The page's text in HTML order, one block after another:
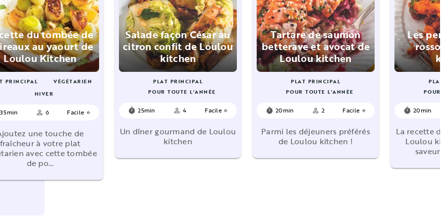
du tombée de
au yaourt de
Loulou Kitchen
PRINCIPAL
VÉGÉTARIEN
HIVER
35min person_outline 6 Facile ⭐
une touche de
fraîcheur à votre plat
avec cette tombée
de po…
Salade façon César au
citron confit de Loulou
kitchen
PLAT PRINCIPAL
POUR TOUTE L'ANNÉE
timer 25min person_outline 4 Facile ⭐
Un dîner gourmand de Loulou
kitchen
Tartare de saumon
betterave et avocat de
Loulou kitchen
PLAT PRINCIPAL
POUR TOUTE L'ANNÉE
timer 20min person_outline 2 Facile ⭐
Parmi les déjeuners préférés
de Loulou kitchen !
Les
POUR
timer 20min
La recette
Loulou